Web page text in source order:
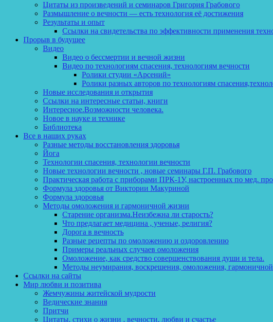
Цитаты из произведений и семинаров Григория Грабового
Размышление о вечности — есть технология её достижения
Результаты и опыт
Ссылки на свидетельства по эффективности применения
Прорыв в будущее
Видео
Видео о бессмертии и вечной жизни
Видео по технологиям спасения, технологиям вечности
Ролики студии «Арсений»
Ролики разных авторов по технологиям
Новые исследования и открытия
Ссылки на интересные статьи, книги
Интересное.Возможности человека.
Новое в науке и технике
Библиотека
Все в наших руках
Разные методы восстановления здоровья
Йога
Технологии спасения, технологии вечности
Новые технологии вечности , новые семинары Г.П. Грабового
Практическая работа с приборами ПРК-1У, настроенных по мед.
Формула здоровья от Виктории Макуриной
Формула здоровья
Методы омоложения и гармоничной жизни
Старение организма.Неизбежна ли старость?
Что предлагает медицина , ученые, религия?
Дорога в вечность
Разные рецепты по омоложению и оздоровлению
Примеры реальных случаев омоложения
Омоложение, как средство совершенствования души и тела.
Методы неумирания, воскрешения, омоложения,
Ссылки на сайты
Мир любви и позитива
Жемчужины житейской мудрости
Ведические знания
Притчи
Цитаты, стихи о жизни , вечности, любви и счастье